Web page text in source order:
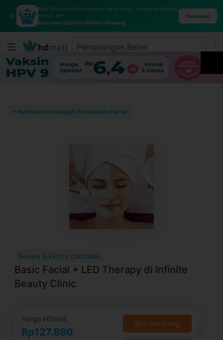
✕
Mau hitung kalori makanan, masa subur, hingga pengingat
minum air?
Download aplikasi HDmall sekarang
Download
← Kembali ke kategori Perawatan Facial
Review & Ekstra Cashback
Basic Facial + LED Therapy di Infinite
Beauty Clinic
Harga HDmall
Rp127.880
Beli Sekarang